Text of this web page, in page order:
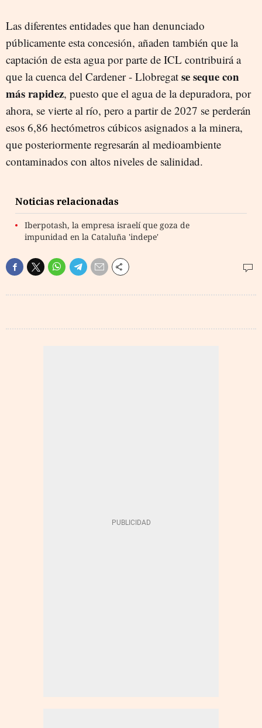
Las diferentes entidades que han denunciado
públicamente esta concesión, añaden también que la
captación de esta agua por parte de ICL contribuirá a
que la cuenca del Cardener - Llobregat se seque con
más rapidez, puesto que el agua de la depuradora, por
ahora, se vierte al río, pero a partir de 2027 se perderán
esos 6,86 hectómetros cúbicos asignados a la minera,
que posteriormente regresarán al medioambiente
contaminados con altos niveles de salinidad.
Noticias relacionadas
Iberpotash, la empresa israelí que goza de
impunidad en la Cataluña 'indepe'